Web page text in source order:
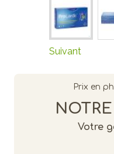
Suivant
Prix en
Votre